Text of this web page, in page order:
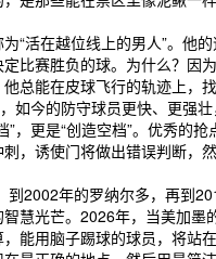
“活在越位线上的男人”。他
比赛胜负的球。为什么？因
总能在皮球飞行的轨迹上，
如今的防守球员更快、更强
”，更是“创造空档”。优秀的
，诱使门将做出错误判断，
到2002年的罗纳尔多，再到
慧光芒。2026年，当美加
能用脑子踢球的球员，将站